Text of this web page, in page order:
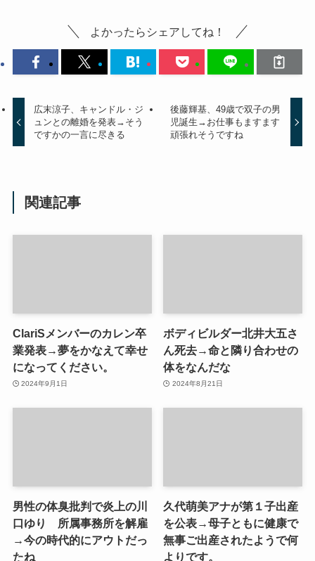
よかったらシェアしてね！
広末涼子、キャンドル・ジ
ュンとの離婚を発表→そう
ですかの一言に尽きる
後藤輝基、49歳で双子の男
児誕生→お仕事もますます
頑張れそうですね
関連記事
ClariSメンバーのカレン卒
業発表→夢をかなえて幸せ
になってください。
2024年9月1日
ボディビルダー北井大五さ
ん死去→命と隣り合わせの
体をなんだな
2024年8月21日
男性の体臭批判で炎上の川
口ゆり 所属事務所を解雇
→今の時代的にアウトだっ
たね
久代萌美アナが第１子出産
を公表→母子ともに健康で
無事ご出産されたようで何
よりです。